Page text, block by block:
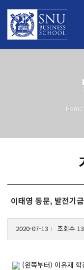
Home
이태영 동문, 발전기
2020-07-13 조회수
(왼쪽부터) 이유재